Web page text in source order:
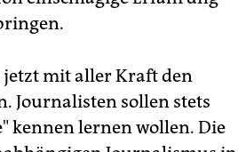
mit aller Kraft den
Journalisten sollen stets
kennen lernen wollen. Die